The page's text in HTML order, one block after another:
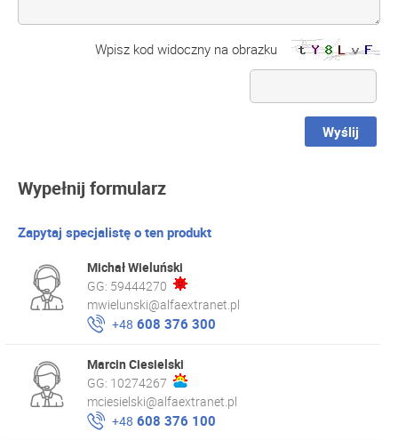
Wpisz kod widoczny na obrazku
Wyślij
Wypełnij formularz
Zapytaj specjalistę o ten produkt
Michał Wieluński
GG: 59444270
mwielunski@alfaextranet.pl
+48 608 376 300
Marcin Ciesielski
GG: 10274267
mciesielski@alfaextranet.pl
+48 608 376 100